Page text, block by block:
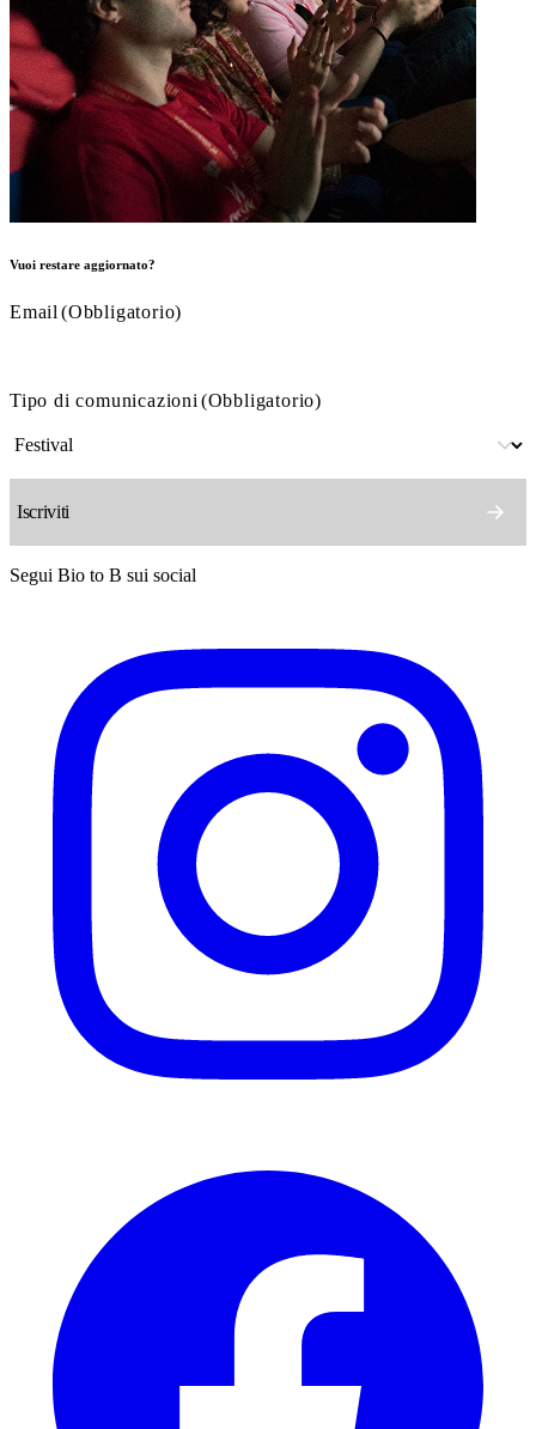
Vuoi restare aggiornato?
Email(Obbligatorio)
Tipo di comunicazioni(Obbligatorio)
Segui Bio to B sui social